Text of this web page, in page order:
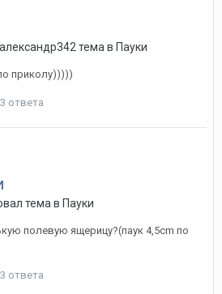
александр342 тема в Пауки
приколу)))))
3 ответа
тема в Пауки
полевую ящерицу?(паук 4,5cm по
3 ответа